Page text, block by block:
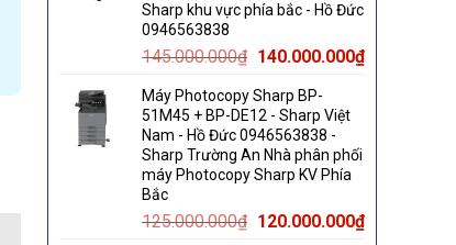
Sharp khu vực phía bắc - Hồ Đức
0946563838
145.000.000₫ Original
was:
145.000.000₫.
140.000.000₫Current
Máy Photocopy Sharp BP-
51M45 + BP-DE12 - Sharp Việt
Nam - Hồ Đức 0946563838 -
Sharp Trường An Nhà phân phối
máy Photocopy Sharp KV Phía
Bắc
125.000.000₫ Original
120.000.000₫Current
pha. quantity